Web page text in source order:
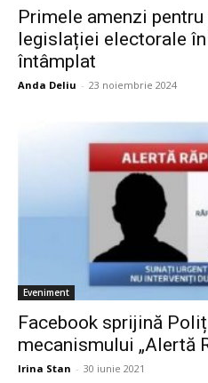
Primele amenzi
legislației electorale
întâmplat
Anda Deliu - 23 noiembrie 2024
Eveniment
Facebook sprijină
mecanismului „Alertă
Irina Stan - 30 iunie 2021